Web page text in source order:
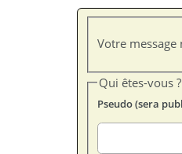
Votre
Qui êtes-vous ?
Pseudo (sera